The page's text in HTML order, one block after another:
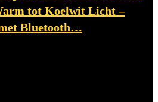
tot Koelwit Licht –
Bluetooth…